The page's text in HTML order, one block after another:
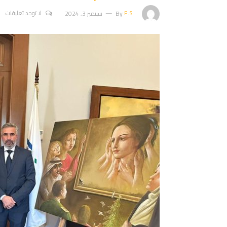
ByF.S سبتمبر 3, 2024 لا توجد تعليقات